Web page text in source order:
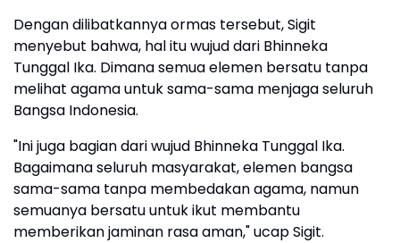
Dengan dilibatkannya ormas tersebut, Sigit
menyebut bahwa, hal itu wujud dari Bhinneka
Tunggal Ika. Dimana semua elemen bersatu tanpa
melihat agama untuk sama-sama menjaga seluruh
Bangsa Indonesia.
"Ini juga bagian dari wujud Bhinneka Tunggal Ika.
Bagaimana seluruh masyarakat, elemen bangsa
sama-sama tanpa membedakan agama, namun
semuanya bersatu untuk ikut membantu
memberikan jaminan rasa aman," ucap Sigit.